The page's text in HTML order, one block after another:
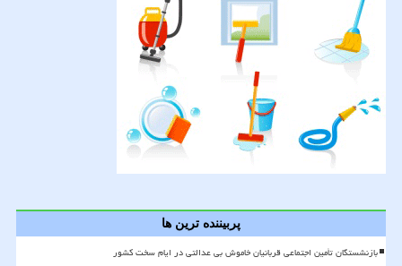
پربیننده ترین ها
بازنشستگان تأمین اجتماعی قربانیان خاموش بی عدالتی در ایام سخت کشور